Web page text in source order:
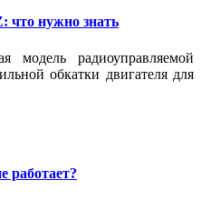
что нужно знать
радиоуправляемой
обкатки двигателя для
работает?